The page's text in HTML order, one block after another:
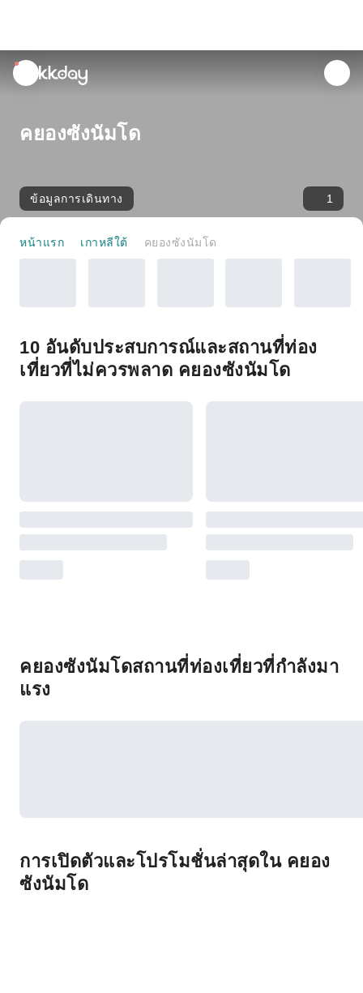
unread
notifications
คยองซังนัมโด
ข้อมูลการเดินทาง 1
หน้าแรก เกาหลีใต้ คยองซังนัมโด
10 อันดับประสบการณ์และสถานที่ท่อง
เที่ยวที่ไม่ควรพลาด คยองซังนัมโด
คยองซังนัมโดสถานที่ท่องเที่ยวที่กำลังมา
แรง
การเปิดตัวและโปรโมชั่นล่าสุดใน คยอง
ซังนัมโด